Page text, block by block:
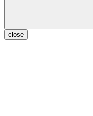
close